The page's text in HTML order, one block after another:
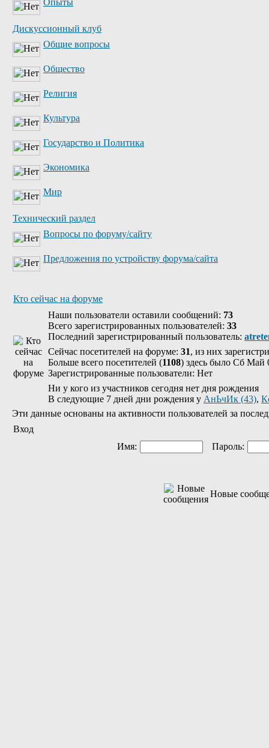
Опыты
Дискуссионный клуб
Общие вопросы
Общество
Религия
Культура
Государство и Политика
Экономика
Мир
Технический раздел
Вопросы по форуму/сайту
Предложения по устройству форума/сайта
Кто сейчас на форуме
Наши пользователи оставили сообщений: 73
Всего зарегистрированных пользователей: 33
Последний зарегистрированный пользователь:
Сейчас посетителей на форуме: 31, из них
Больше всего посетителей (1108) здесь было Сб Май
Зарегистрированные пользователи: Нет
Ни у кого из участников сегодня нет дня рождения
В следующие 7 дней дни рождения у АнЬчИк (43),
Эти данные основаны на активности пользователей за
Вход
Имя:
Пароль:
Новые